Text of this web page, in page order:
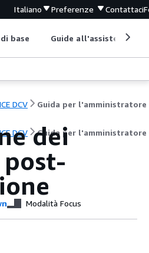
Italiano Preferenze Contattaci
base Guide all'assistenza
DCV Guida per l'amministratore
DCV Guida per l'amministratore
dei
Modalità Focus